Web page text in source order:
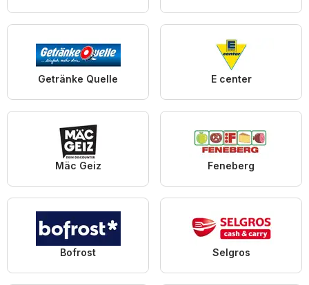
Getränke Quelle E center
Mäc Geiz Feneberg
Bofrost Selgros